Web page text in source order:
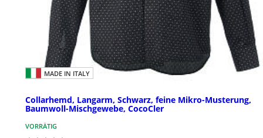
MADE IN ITALY
Collarhemd, Langarm, Schwarz, feine Mikro-Musterung,
Baumwoll-Mischgewebe, CocoCler
VORRÄTIG